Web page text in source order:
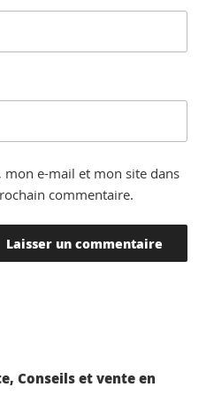
e-mail et mon site dans
commentaire.
Conseils et vente en